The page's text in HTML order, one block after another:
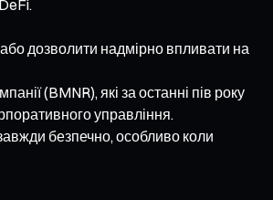
дозволити надмірно впливати на
(BMNR), які за останні пів року
управління.
безпечно, особливо коли